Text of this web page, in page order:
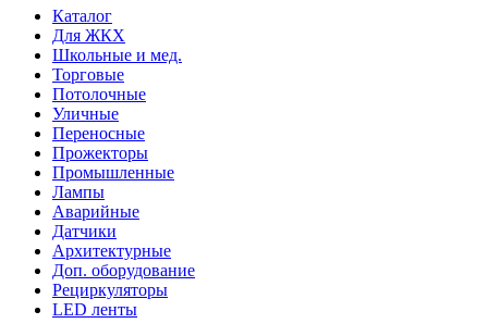
Каталог
Для ЖКХ
Школьные и мед.
Торговые
Потолочные
Уличные
Переносные
Прожекторы
Промышленные
Лампы
Аварийные
Датчики
Архитектурные
Доп. оборудование
Рециркуляторы
LED ленты